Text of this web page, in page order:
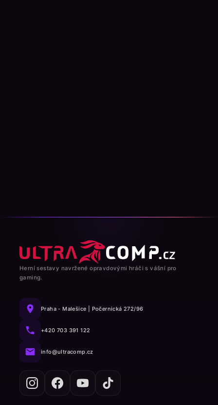
Herní sestavy navržené opravdovými hráči s vášní pro
gaming.
Praha - Malešice | Počernická 272/96
+420 703 391 122
info@ultracomp.cz